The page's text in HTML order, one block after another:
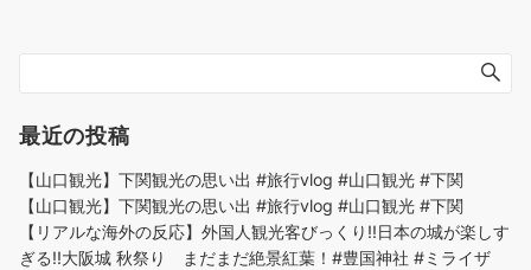
最近の投稿
【山口観光】下関観光の思い出 #旅行vlog #山口観光 #下関
【山口観光】下関観光の思い出 #旅行vlog #山口観光 #下関
【リアルな海外の反応】外国人観光客びっくり!!日本の城が楽しす
ぎる!!大阪城 秋祭り まだまだ絶景紅葉！#豊国神社 #ミライザ